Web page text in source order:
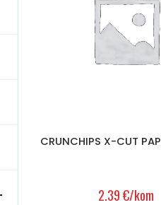
CRUNCHIPS X-CUT
2.39€/kom